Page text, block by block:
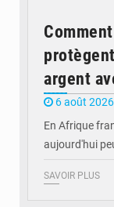
argent
6 août 2026
En Afrique
aujourd'hui
SAVOIR PLUS